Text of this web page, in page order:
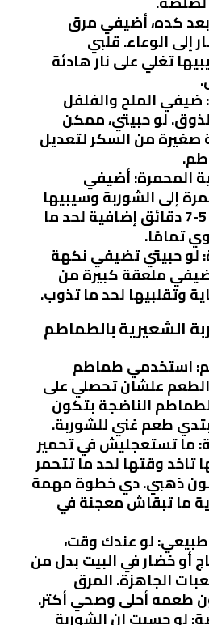
كده، أضيفي مرق
إلى الوعاء. قلبي
تغلي على نار هادئة
: ضيفي الملح والفلفل
لو حبيتي، ممكن
من السكر لتعديل
المحمرة: أضيفي
إلى الشوربة وسيبيها
على النار لمدة 5-7 دقائق إضافية لحد ما
تمامًا.
: لو حبيتي تضيفي نكهة
ملعقة كبيرة من
وتقلبيها لحد ما تذوب.
الشعيرية بالطماطم
: استخدمي طماطم
علشان تحصلي على
الناضجة بتكون
طعم غني للشوربة.
: ما تستعجليش في تحمير
تاخد وقتها لحد ما تتحمر
ذهبي. دي خطوة مهمة
ما تبقاش معجنة في
: لو عندك وقت،
أو خضار في البيت بدل من
الجاهزة. المرق
طعمه أحلى وصحي أكتر.
: لو حسيت إن الشوربة